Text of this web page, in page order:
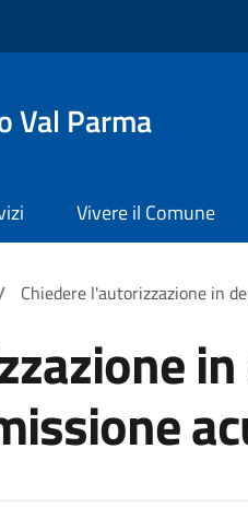
Val Parma
Vivere il Comune
Chiedere l'autorizzazione in